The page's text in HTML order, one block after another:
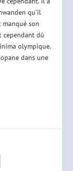
qu’il
son
cependant dû
olympique.
dans une